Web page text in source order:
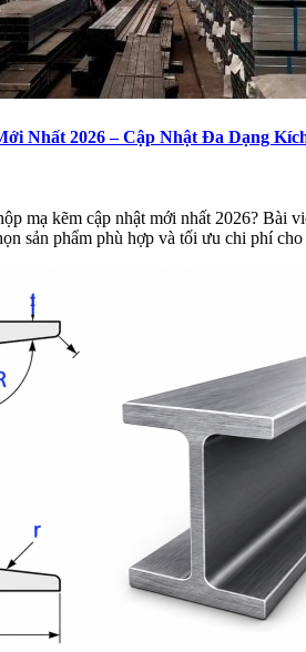
Nhất 2026 – Cập Nhật Đa Dạng
mạ kẽm cập nhật mới nhất 2026? Bài
sản phẩm phù hợp và tối ưu chi phí